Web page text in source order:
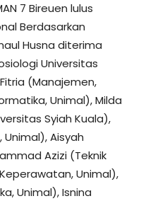
7 Bireuen lulus
Berdasarkan
Husna diterima
Universitas
(Manajemen,
Unimal), Milda
Syiah Kuala),
Unimal), Aisyah
Azizi (Teknik
Unimal),
Unimal), Isnina